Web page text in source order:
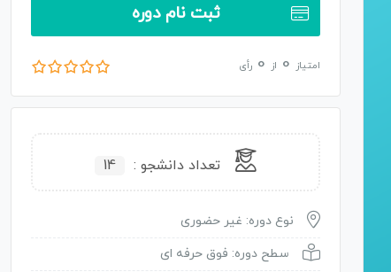
ثبت نام دوره
امتیاز 0 از 0 رأی
تعداد دانشجو : 14
نوع دوره: غیر حضوری
سطح دوره: فوق حرفه ای